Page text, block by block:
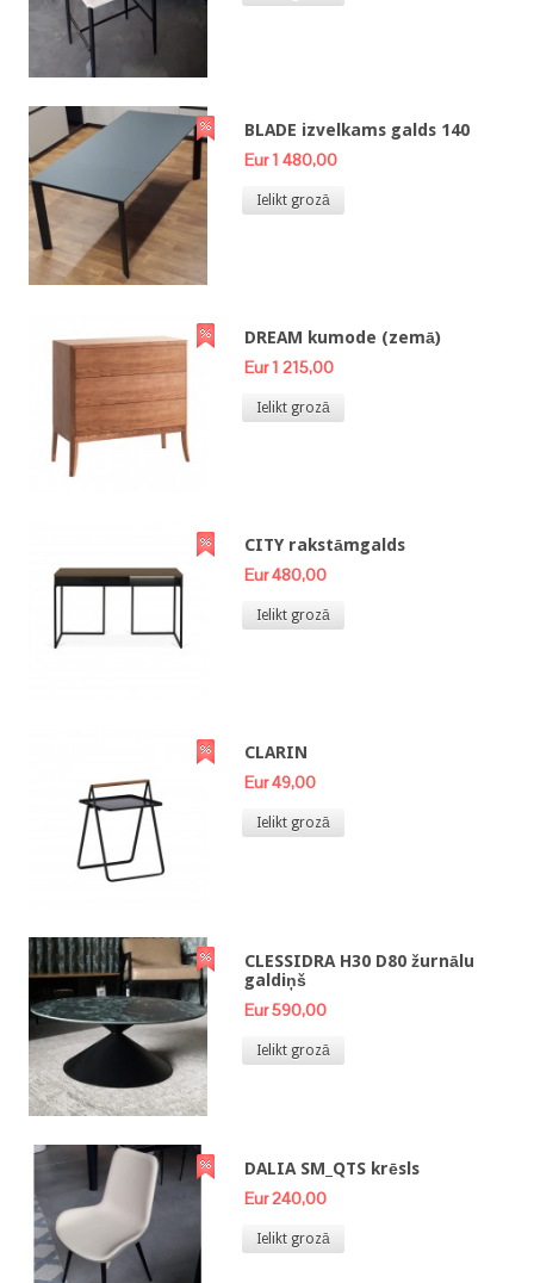
BLADE izvelkams galds 140
Eur 1 480,00
Ielikt grozā
DREAM kumode (zemā)
Eur 1 215,00
Ielikt grozā
CITY rakstāmgalds
Eur 480,00
Ielikt grozā
CLARIN
Eur 49,00
Ielikt grozā
CLESSIDRA H30 D80 žurnālu
galdiņš
Eur 590,00
Ielikt grozā
DALIA SM_QTS krēsls
Eur 240,00
Ielikt grozā